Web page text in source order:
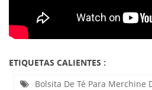
ETIQUETAS CALIENTES :
Bolsita De Té Para Merchine